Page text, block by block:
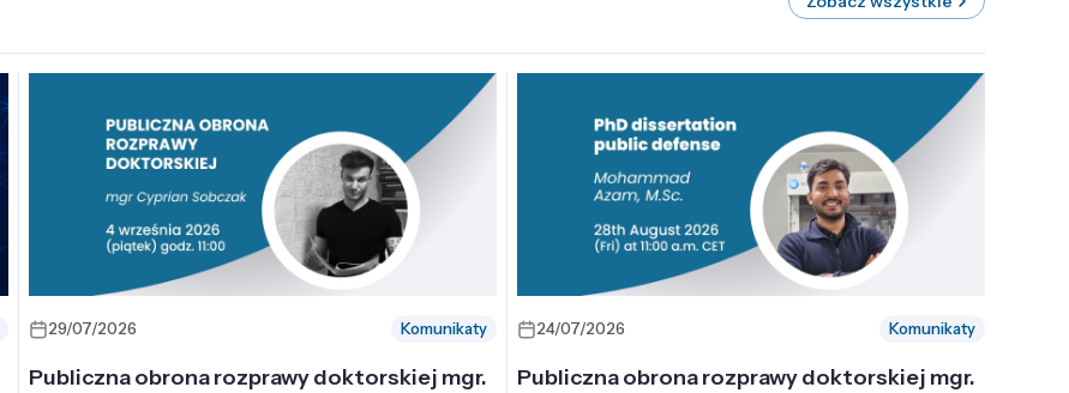
29/07/2026 Komunikaty
Publiczna obrona rozprawy doktorskiej mgr.
24/07/2026 Komunikaty
Publiczna obrona rozprawy doktorskiej mgr.